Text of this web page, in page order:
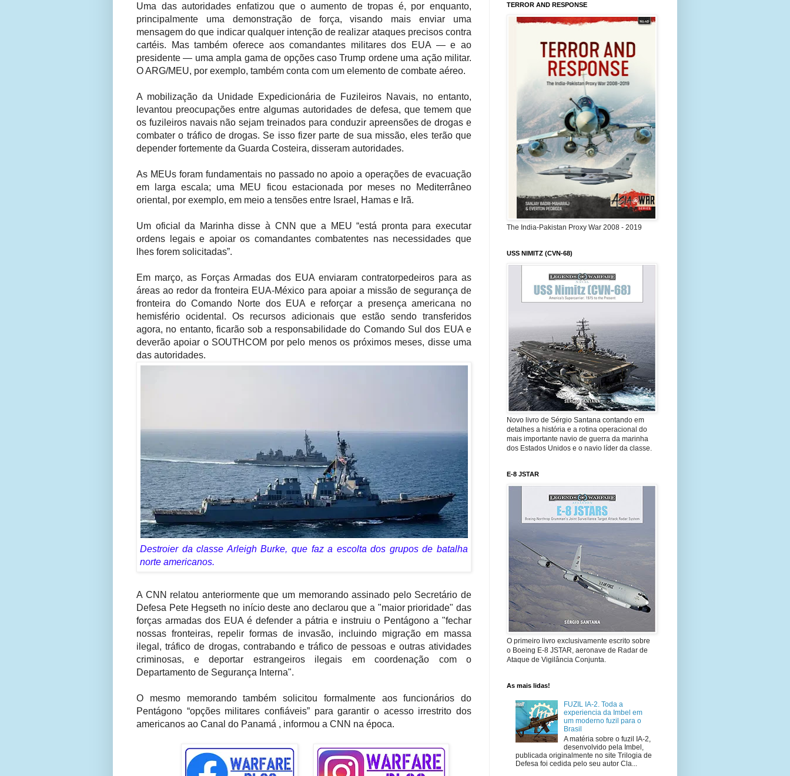
Uma das autoridades enfatizou que o aumento de tropas é, por enquanto,
principalmente uma demonstração de força, visando mais enviar uma
mensagem do que indicar qualquer intenção de realizar ataques precisos contra
cartéis. Mas também oferece aos comandantes militares dos EUA — e ao
presidente — uma ampla gama de opções caso Trump ordene uma ação militar.
O ARG/MEU, por exemplo, também conta com um elemento de combate aéreo.
A mobilização da Unidade Expedicionária de Fuzileiros Navais, no entanto,
levantou preocupações entre algumas autoridades de defesa, que temem que
os fuzileiros navais não sejam treinados para conduzir apreensões de drogas e
combater o tráfico de drogas. Se isso fizer parte de sua missão, eles terão que
depender fortemente da Guarda Costeira, disseram autoridades.
As MEUs foram fundamentais no passado no apoio a operações de evacuação
em larga escala; uma MEU ficou estacionada por meses no Mediterrâneo
oriental, por exemplo, em meio a tensões entre Israel, Hamas e Irã.
Um oficial da Marinha disse à CNN que a MEU “está pronta para executar
ordens legais e apoiar os comandantes combatentes nas necessidades que
lhes forem solicitadas”.
Em março, as Forças Armadas dos EUA enviaram contratorpedeiros para as
áreas ao redor da fronteira EUA-México para apoiar a missão de segurança de
fronteira do Comando Norte dos EUA e reforçar a presença americana no
hemisfério ocidental. Os recursos adicionais que estão sendo transferidos
agora, no entanto, ficarão sob a responsabilidade do Comando Sul dos EUA e
deverão apoiar o SOUTHCOM por pelo menos os próximos meses, disse uma
das autoridades.
Destroier da classe Arleigh Burke, que faz a escolta dos grupos de batalha
norte americanos.
A CNN relatou anteriormente que um memorando assinado pelo Secretário de
Defesa Pete Hegseth no início deste ano declarou que a "maior prioridade" das
forças armadas dos EUA é defender a pátria e instruiu o Pentágono a "fechar
nossas fronteiras, repelir formas de invasão, incluindo migração em massa
ilegal, tráfico de drogas, contrabando e tráfico de pessoas e outras atividades
criminosas, e deportar estrangeiros ilegais em coordenação com o
Departamento de Segurança Interna".
O mesmo memorando também solicitou formalmente aos funcionários do
Pentágono “opções militares confiáveis” para garantir o acesso irrestrito dos
americanos ao Canal do Panamá , informou a CNN na época.
TERROR AND RESPONSE
The India-Pakistan Proxy War 2008 - 2019
USS NIMITZ (CVN-68)
Novo livro de Sérgio Santana contando em
detalhes a história e a rotina operacional do
mais importante navio de guerra da marinha
dos Estados Unidos e o navio líder da classe.
E-8 JSTAR
O primeiro livro exclusivamente escrito sobre
o Boeing E-8 JSTAR, aeronave de Radar de
Ataque de Vigilância Conjunta.
As mais lidas!
FUZIL IA-2. Toda a
experiencia da Imbel em
um moderno fuzil para o
Brasil
A matéria sobre o fuzil IA-2,
desenvolvido pela Imbel,
publicada originalmente no site Trilogia de
Defesa foi cedida pelo seu autor Cla...